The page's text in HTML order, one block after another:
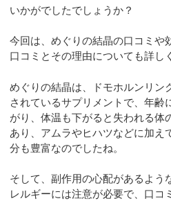
いかがでしたでしょうか？
今回は、めぐりの結晶の口コミや
口コミとその理由についても詳し
めぐりの結晶は、ドモホルンリン
されているサプリメントで、年齢
がり、体温も下がると失われる体
あり、アムラやヒハツなどに加え
分も豊富なのでしたね。
そして、副作用の心配があるよう
レルギーには注意が必要で、口コ